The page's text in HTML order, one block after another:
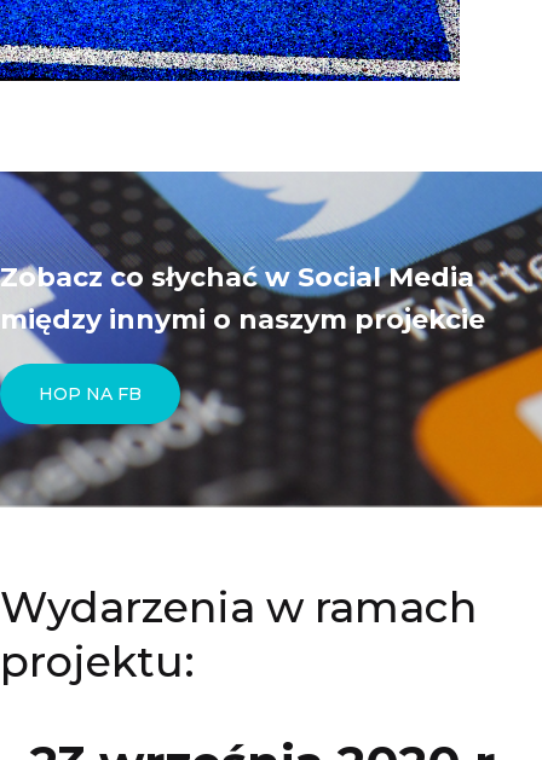
Zobacz co słychać w Social Media
między innymi o naszym projekcie
HOP NA FB
Wydarzenia w ramach
projektu: